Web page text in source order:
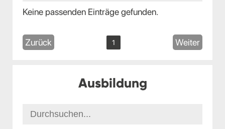
Keine passenden Einträge gefunden.
Zurück 1 Weiter
Ausbildung